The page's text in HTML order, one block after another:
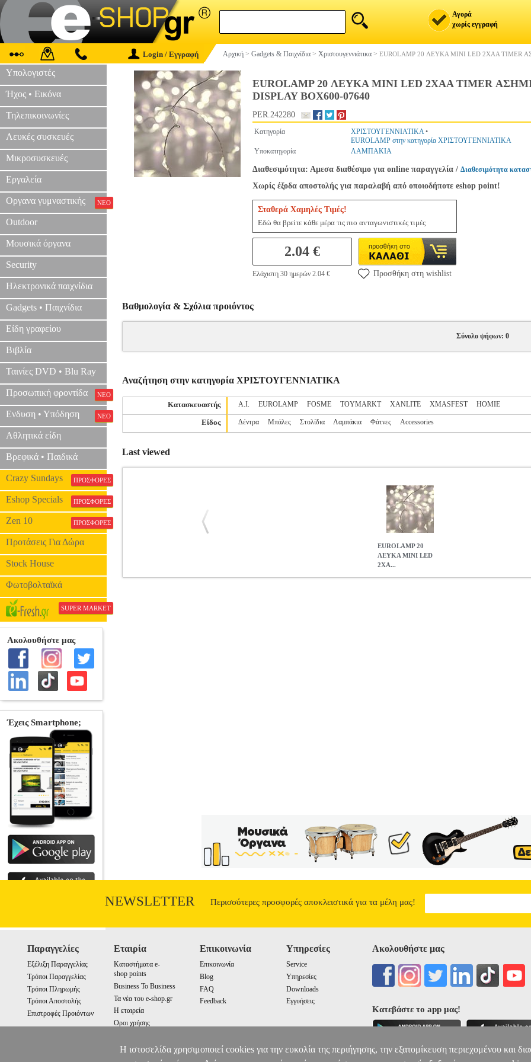
Αγορά
χωρίς εγγραφή
Login / Εγγραφή Αρχική > Gadgets & Παιχνίδια > Χριστουγεννιάτικα > EUROLAMP 20 ΛΕΥΚΑ MINI LED 2ΧΑΑ TIMER
Υπολογιστές
Ήχος • Εικόνα
Τηλεπικοινωνίες
Λευκές συσκευές
Μικροσυσκευές
Εργαλεία
Οργανα γυμναστικής ΝΕΟ
Outdoor
Μουσικά όργανα
Security
Ηλεκτρονικά παιχνίδια
Gadgets • Παιχνίδια
Είδη γραφείου
Βιβλία
Ταινίες DVD • Blu Ray
Προσωπική φροντίδα ΝΕΟ
Ενδυση • Υπόδηση ΝΕΟ
Αθλητικά είδη
Βρεφικά • Παιδικά
Crazy Sundays ΠΡΟΣΦΟΡΕΣ
Eshop Specials ΠΡΟΣΦΟΡΕΣ
Zen 10 ΠΡΟΣΦΟΡΕΣ
Προτάσεις Για Δώρα
Stock House
Φωτοβολταϊκά
SUPER MARKET
EUROLAMP 20 ΛΕΥΚΑ MINI LED 2ΧΑΑ TIMER
DISPLAY BOX600-07640
PER.242280
Κατηγορία ΧΡΙΣΤΟΥΓΕΝΝΙΑΤΙΚΑ•
EUROLAMP στην κατηγορία ΧΡΙΣΤΟΥΓΕΝΝΙΑΤΙΚΑ
Υποκατηγορία
ΛΑΜΠΑΚΙΑ
Διαθεσιμότητα: Αμεσα διαθέσιμο για online παραγγελία / Διαθεσιμότητα
Χωρίς έξοδα αποστολής για παραλαβή από οποιοδήποτε eshop point!
Σταθερά Χαμηλές Τιμές!
Εδώ θα βρείτε κάθε μέρα τις πιο ανταγωνιστικές τιμές
2.04 €
Ελάχιστη 30 ημερών 2.04 € Προσθήκη στη wishlist
Βαθμολογία & Σχόλια προιόντος
Σύνολο ψήφων: 0
Αναζήτηση στην κατηγορία ΧΡΙΣΤΟΥΓΕΝΝΙΑΤΙΚΑ
Κατασκευαστής A.I. EUROLAMP FOSME TOYMARKT XANLITE XMASFEST ΗΟΜΙΕ
Είδος Δέντρα Μπάλες Στολίδια Λαμπάκια Φάτνες Accessories
Last viewed
EUROLAMP 20
ΛΕΥΚΑ MINI LED
2ΧΑ...
NEWSLETTER Περισσότερες προσφορές αποκλειστικά για τα μέλη μας!
Παραγγελίες
Εξέλιξη Παραγγελίας
Τρόποι Παραγγελίας
Τρόποι Πληρωμής
Τρόποι Αποστολής
Επιστροφές Προιόντων
Εταιρία
Καταστήματα e-
shop points
Business To Business
Τα νέα του e-shop.gr
Η εταιρεία
Οροι χρήσης
Επικοινωνία
Επικοινωνία
Blog
FAQ
Feedback
Υπηρεσίες
Service
Υπηρεσίες
Downloads
Εγγυήσεις
Ακολουθήστε μας
Κατεβάστε το app μας!
Η ιστοσελίδα χρησιμοποιεί cookies για την ευκολία της περιήγησης, την εξατομίκευση περιεχομένου και